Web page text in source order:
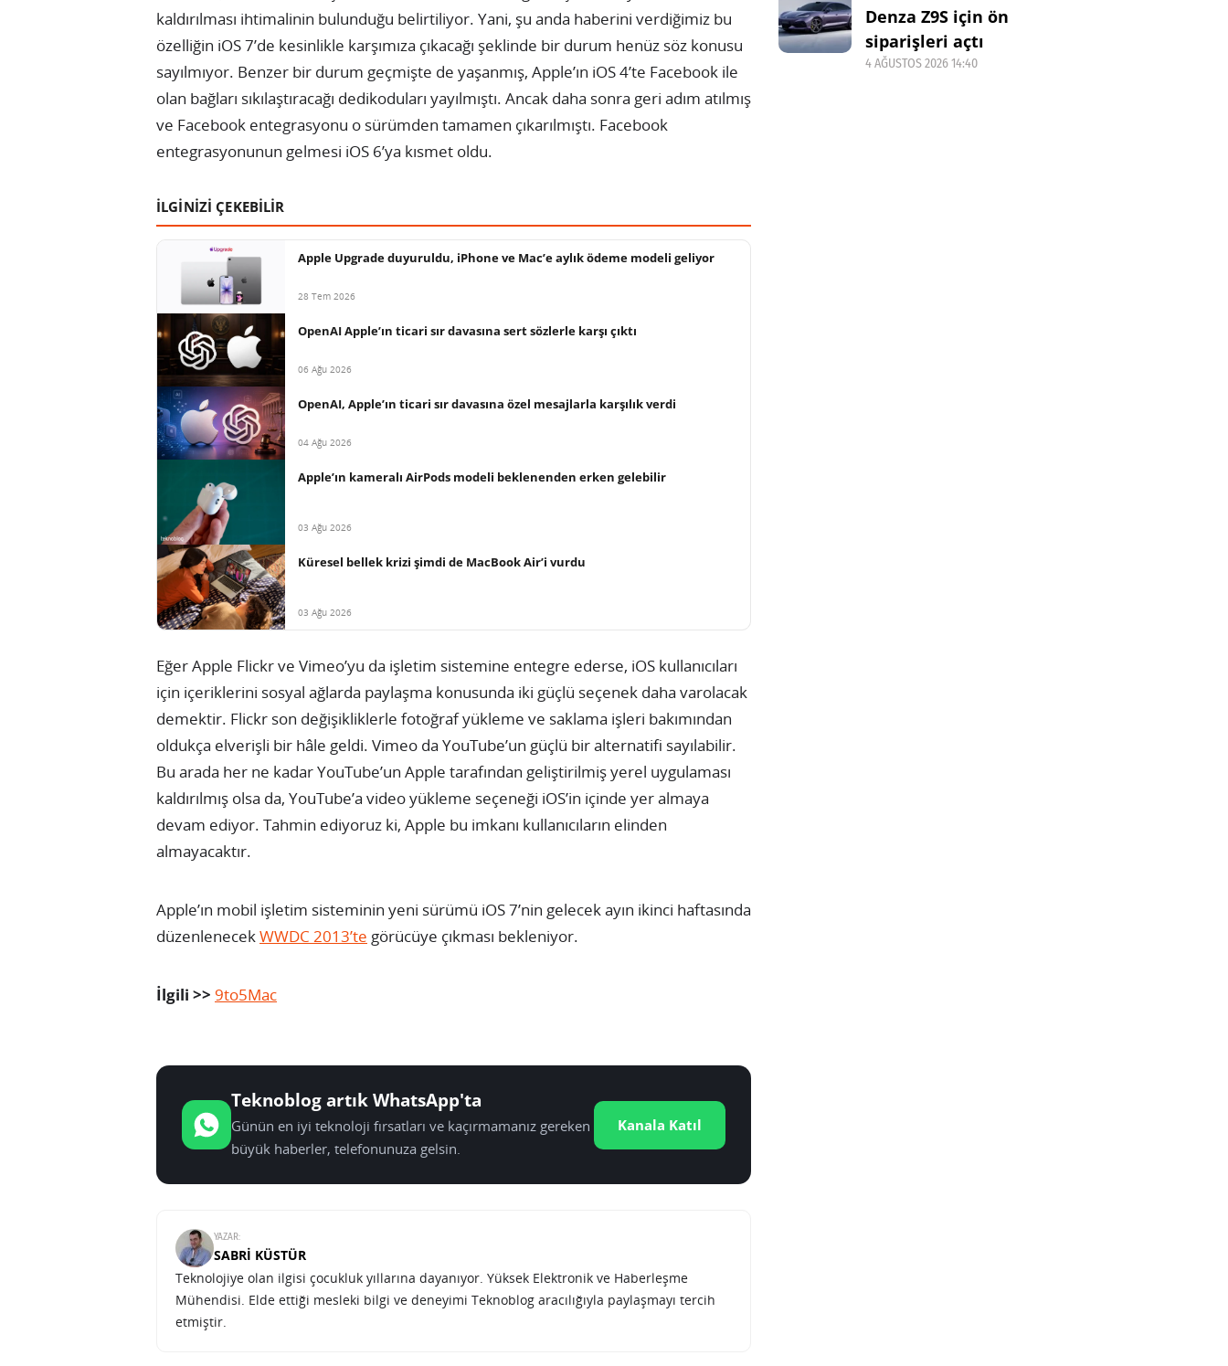
kaldırılması ihtimalinin bulunduğu belirtiliyor. Yani, şu anda haberini verdiğimiz bu
özelliğin iOS 7’de kesinlikle karşımıza çıkacağı şeklinde bir durum henüz söz konusu
sayılmıyor. Benzer bir durum geçmişte de yaşanmış, Apple’ın iOS 4’te Facebook ile
olan bağları sıkılaştıracağı dedikoduları yayılmıştı. Ancak daha sonra geri adım atılmış
ve Facebook entegrasyonu o sürümden tamamen çıkarılmıştı. Facebook
entegrasyonunun gelmesi iOS 6’ya kısmet oldu.
İLGİNİZİ ÇEKEBİLİR
Apple Upgrade duyuruldu, iPhone ve Mac’e aylık ödeme modeli geliyor
28 Tem 2026
OpenAI Apple’ın ticari sır davasına sert sözlerle karşı çıktı
06 Ağu 2026
OpenAI, Apple’ın ticari sır davasına özel mesajlarla karşılık verdi
04 Ağu 2026
Apple’ın kameralı AirPods modeli beklenenden erken gelebilir
03 Ağu 2026
Küresel bellek krizi şimdi de MacBook Air’i vurdu
03 Ağu 2026
Eğer Apple Flickr ve Vimeo’yu da işletim sistemine entegre ederse, iOS kullanıcıları
için içeriklerini sosyal ağlarda paylaşma konusunda iki güçlü seçenek daha varolacak
demektir. Flickr son değişikliklerle fotoğraf yükleme ve saklama işleri bakımından
oldukça elverişli bir hâle geldi. Vimeo da YouTube’un güçlü bir alternatifi sayılabilir.
Bu arada her ne kadar YouTube’un Apple tarafından geliştirilmiş yerel uygulaması
kaldırılmış olsa da, YouTube’a video yükleme seçeneği iOS’in içinde yer almaya
devam ediyor. Tahmin ediyoruz ki, Apple bu imkanı kullanıcıların elinden
almayacaktır.
Apple’ın mobil işletim sisteminin yeni sürümü iOS 7’nin gelecek ayın ikinci haftasında
düzenlenecekWWDC 2013’te görücüye çıkması bekleniyor.
İlgili >> 9to5Mac
Teknoblog artık WhatsApp'ta
Günün en iyi teknoloji fırsatları ve kaçırmamanız gereken
büyük haberler, telefonunuza gelsin.
Kanala Katıl
YAZAR:
SABRI KÜSTÜR
Teknolojiye olan ilgisi çocukluk yıllarına dayanıyor. Yüksek Elektronik ve Haberleşme
Mühendisi. Elde ettiği mesleki bilgi ve deneyimi Teknoblog aracılığıyla paylaşmayı tercih
etmiştir.
Denza Z9S için ön
siparişleri açtı
4 AĞUSTOS 2026 14:40